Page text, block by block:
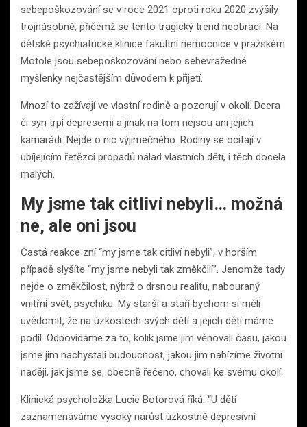
sebepoškozování se v roce 2021 oproti roku 2020 zvýšily
trojnásobně, přičemž se tento tragický trend neobrací. Na
dětské psychiatrické klinice fakultní nemocnice v pražském
Motole jsou sebepoškozování nebo sebevražedné
myšlenky nejčastějším důvodem k přijetí.
Mnozí to zažívají ve vlastní rodině a pozorují v okolí. Dcera
či syn trpí depresemi a jinak na tom nejsou ani jejich
kamarádi. Nejde o nic výjimečného. Rodiny se ocitají v
ubíjejícím řetězci propadů nálad vlastních dětí, i těch docela
malých.
My jsme tak citliví nebyli… možná
ne, ale oni jsou
Častá reakce zní “my jsme tak citliví nebyli”, v horším
případě slyšíte “my jsme nebyli tak změkčilí”. Jenomže tady
nejde o změkčilost, nýbrž o drsnou realitu, nabouraný
vnitřní svět, psychiku. My starší a staří bychom si měli
uvědomit, že na úzkostech svých dětí a jejich dětí máme
podíl. Odpovídáme za to, kolik jsme jim věnovali času, jakou
jsme jim nachystali budoucnost, jakou jim nabízíme životní
naději, jak jsme se, obecně řečeno, chovali ke svému okolí.
Klinická psycholožka Lucie Botorová říká: “U dětí
zaznamenáváme vysoký nárůst úzkostně depresivní